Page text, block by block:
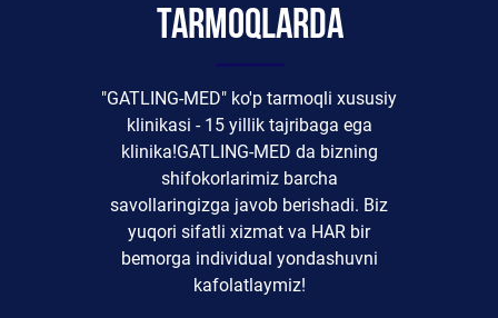
tarmoqlarda
"GATLING-MED" ko'p tarmoqli xususiy
klinikasi - 15 yillik tajribaga ega
klinika!GATLING-MED da bizning
shifokorlarimiz barcha
savollaringizga javob berishadi. Biz
yuqori sifatli xizmat va HAR bir
bemorga individual yondashuvni
kafolatlaymiz!